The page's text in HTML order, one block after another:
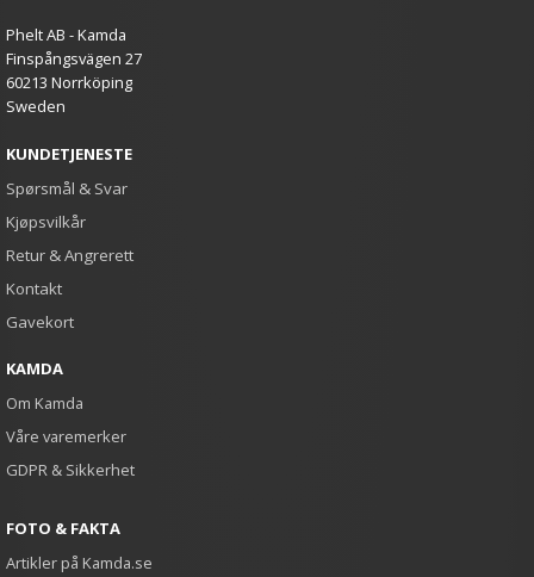
Phelt AB - Kamda
Finspångsvägen 27
60213 Norrköping
Sweden
KUNDETJENESTE
Spørsmål & Svar
Kjøpsvilkår
Retur & Angrerett
Kontakt
Gavekort
KAMDA
Om Kamda
Våre varemerker
GDPR & Sikkerhet
FOTO & FAKTA
Artikler på Kamda.se